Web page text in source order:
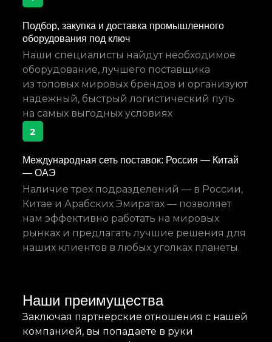
Подбор, закупка и доставка промышленного
оборудования под ключ
Наши специалисты найдут необходимое
оборудование, лучшего поставщика
из топовых мировых брендов и организуют
надежный, быстрый логистический путь
на самых выгодных условиях
2
Международная сеть поставок: Россия — Китай
— ОАЭ
Наличие трех подразделений — в России,
Китае и Арабских Эмиратах — позволяет
нам эффективно работать на мировых
рынках и предлагать лучшие решения для
наших клиентов в любых уголках планеты.
Наши преимущества
Заключая партнерские отношения с нашей
компанией, вы попадаете в руки